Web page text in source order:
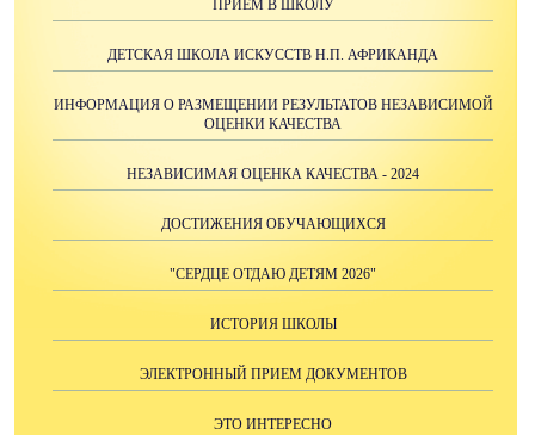
ПРИЁМ В ШКОЛУ
ДЕТСКАЯ ШКОЛА ИСКУССТВ Н.П. АФРИКАНДА
ИНФОРМАЦИЯ О РАЗМЕЩЕНИИ РЕЗУЛЬТАТОВ НЕЗАВИСИМОЙ
ОЦЕНКИ КАЧЕСТВА
НЕЗАВИСИМАЯ ОЦЕНКА КАЧЕСТВА - 2024
ДОСТИЖЕНИЯ ОБУЧАЮЩИХСЯ
"СЕРДЦЕ ОТДАЮ ДЕТЯМ 2026"
ИСТОРИЯ ШКОЛЫ
ЭЛЕКТРОННЫЙ ПРИЕМ ДОКУМЕНТОВ
ЭТО ИНТЕРЕСНО